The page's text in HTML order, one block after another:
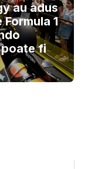
au adus
1
poate fi